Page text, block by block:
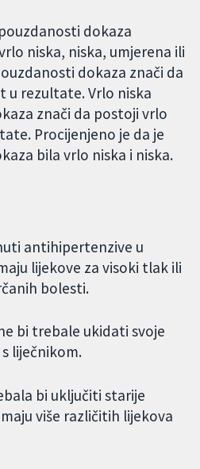
dokaza
niska, niska, umjerena ili
dokaza znači da
u rezultate. Vrlo niska
znači da postoji vrlo
Procijenjeno je da je
bila vrlo niska i niska.
antihipertenzive u
lijekove za visoki tlak ili
bolesti.
bi trebale ukidati svoje
liječnikom.
bi uključiti starije
više različitih lijekova